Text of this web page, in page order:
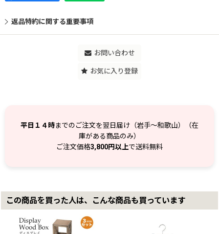
返品特約に関する重要事項
お問い合わせ
お気に入り登録
平日１４時までのご注文を翌日届け（岩手～和歌山）（在
庫がある商品のみ）
ご注文価格3,800円以上で送料無料
この商品を買った人は、こんな商品も買っています